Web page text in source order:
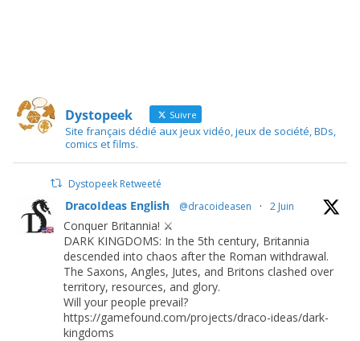
Dystopeek Suivre
Site français dédié aux jeux vidéo, jeux de société, BDs,
comics et films.
Dystopeek Retweeté
DracoIdeas English @dracoideasen · 2 Juin
Conquer Britannia! ⚔️
DARK KINGDOMS: In the 5th century, Britannia
descended into chaos after the Roman withdrawal.
The Saxons, Angles, Jutes, and Britons clashed over
territory, resources, and glory.
Will your people prevail?
https://gamefound.com/projects/draco-ideas/dark-
kingdoms